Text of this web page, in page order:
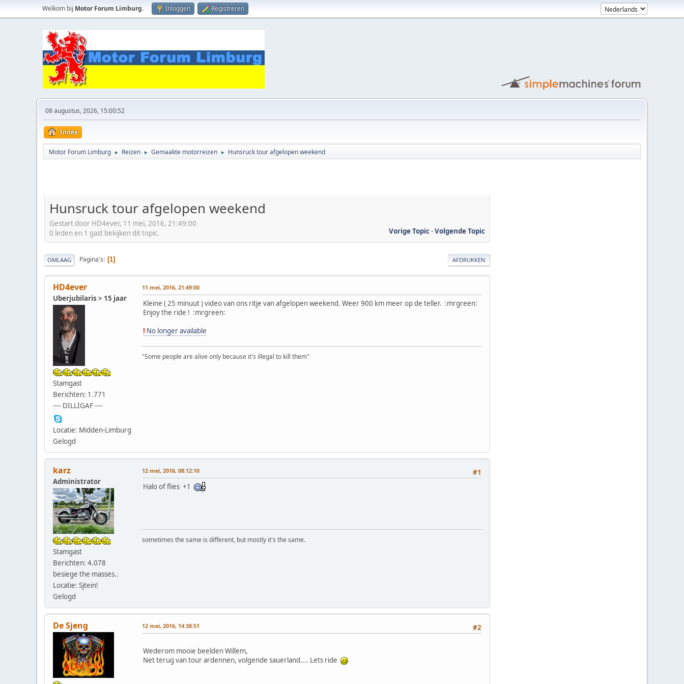
Welkom bij Motor Forum Limburg. Inloggen Registreren
08 augustus, 2026, 15:00:52
Index
Motor Forum Limburg ► Reizen ► Gemaakte motorreizen ► Hunsruck tour afgelopen weekend
Hunsruck tour afgelopen weekend
Gestart door HD4ever, 11 mei, 2016, 21:49:00
Vorige Topic-Volgende Topic
0 leden en 1 gast bekijken dit topic.
AFDRUKKEN
OMLAAG Pagina's 1
HD4ever
Uberjubilaris > 15 jaar
Stamgast
Berichten: 1.771
---- DILLIGAF ----
Locatie: Midden-Limburg
Gelogd
11 mei, 2016, 21:49:00
Kleine ( 25 minuut ) video van ons ritje van afgelopen weekend. Weer 900 km meer op de teller. :mrgreen:
Enjoy the ride ! :mrgreen:
! No longer available
"Some people are alive only because it's illegal to kill them"
karz
Administrator
Stamgast
Berichten: 4.078
besiege the masses..
Locatie: Sjtein!
Gelogd
#1
12 mei, 2016, 08:12:10
Halo of flies +1
sometimes the same is different, but mostly it's the same.
De Sjeng #2
12 mei, 2016, 14:38:51
Wederom mooie beelden Willem,
Net terug van tour ardennen, volgende sauerland.... Lets ride